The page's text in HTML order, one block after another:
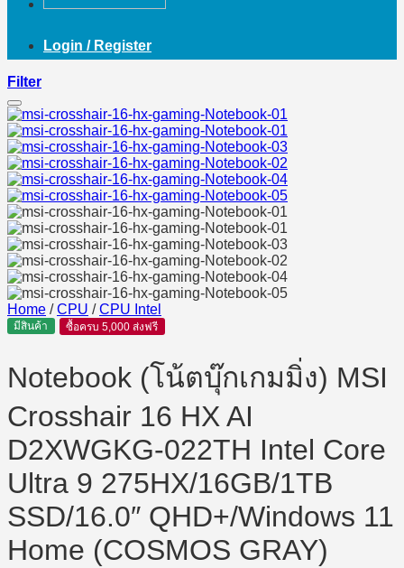
Login / Register
Filter
Home / CPU / CPU Intel
มีสินค้า ซื้อครบ 5,000 ส่งฟรี
Notebook (โน้ตบุ๊กเกมมิ่ง) MSI
Crosshair 16 HX AI
D2XWGKG-022TH Intel Core
Ultra 9 275HX/16GB/1TB
SSD/16.0″ QHD+/Windows 11
Home (COSMOS GRAY)